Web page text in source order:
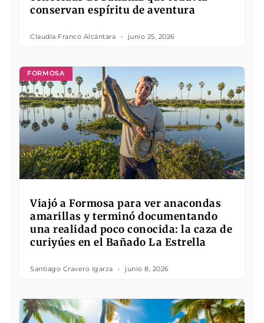
conservan espíritu de aventura
Claudia Franco Alcántara junio 25, 2026
FORMOSA
Viajó a Formosa para ver anacondas
amarillas y terminó documentando
una realidad poco conocida: la caza de
curiyúes en el Bañado La Estrella
Santiago Cravero Igarza junio 8, 2026